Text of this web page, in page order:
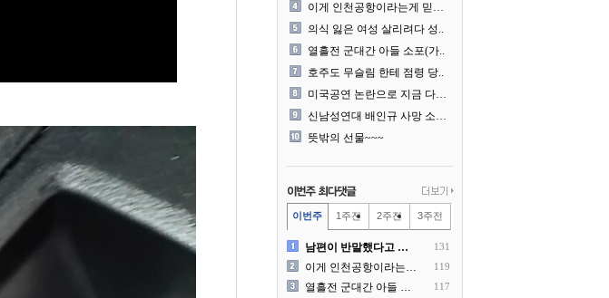
이게 인천공항이라는게 믿겨지..
의식 잃은 여성 살리려다 성..
열흘전 군대간 아들 소포(가..
호주도 무슬림 한테 점령 당..
미국공연 논란으로 지금 다시..
신남성연대 배인규 사망 소식..
뜻밖의 선물~~~
이번주 1주전 2주전 3주전
남편이 반말했다고 똑같이 반.. 131
이게 인천공항이라는게 믿겨지.. 119
열흘전 군대간 아들 소포(가.. 117